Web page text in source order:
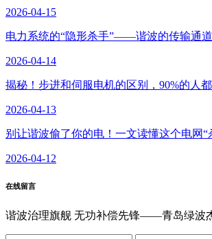
2026-04-15
电力系统的“隐形杀手”——谐波的传输通
2026-04-14
揭秘！步进和伺服电机的区别，90%的人
2026-04-13
别让谐波偷了你的电！一文读懂这个电网“
2026-04-12
在线留言
谐波治理旗舰 无功补偿先锋——青岛绿波